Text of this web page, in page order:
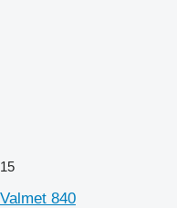
15
Valmet 840